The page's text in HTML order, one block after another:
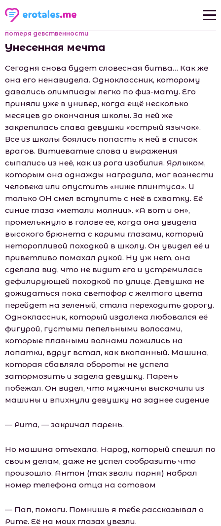
Новые рассказы
потеря девственности
Унесенная мечта
Сегодня снова будет словесная битва… Как же
она его ненавидела. Одноклассник, которому
давались олимпиады легко по физ-мату. Его
приняли уже в универ, когда ещё несколько
месяцев до окончания шкoлы. За ней же
закрепилась слава девушки «острый язычок».
Все из шкoлы боялись попасть к ней в список
врагов. Витиеватые слова и выражения
сыпались из неё, как из рога изобилия. Ярлыком,
которым она однажды наградила, мог вознести
человека или опустить «ниже плинтуса». И
только ОН смел вступить с неё в схватку. Её
синие глаза «метали молнии». «А вот и он»,
промелькнуло в голове её, когда она увидела
высокого брюнета с карими глазами, который
неторопливой походкой в шкoлу. Он увидел её и
приветливо помахал рукой. Ну уж нет, она
сделала вид, что не видит его и устремилась
дефилирующей походкой по улице. Девушка не
дожидаться пока светофор с желтого цвета
перейдет на зеленый, стала переходить дорогу.
Одноклассник, который издалека любовался её
фигурой, густыми пепельными волосами,
которые плавными волнами ложились на
лопатки, вдруг встал, как вкопанный. Машина,
которая сбавляла обороты не успела
затормозить и задела девушку. Парень
побежал. Он видел, что мужчины выскочили из
машины и впихнули девушку на заднее сидение
— Рита, — закричал парень.
Но машина отъехала. Народ, который спешил по
своим делам, даже не успел сообразить что
произошло. Антон (так звали парня) набрал
номер телефона отца на сотовом
— Пап, помоги. Помнишь я тебе рассказывал о
Рите. Её на моих глазах увезли.